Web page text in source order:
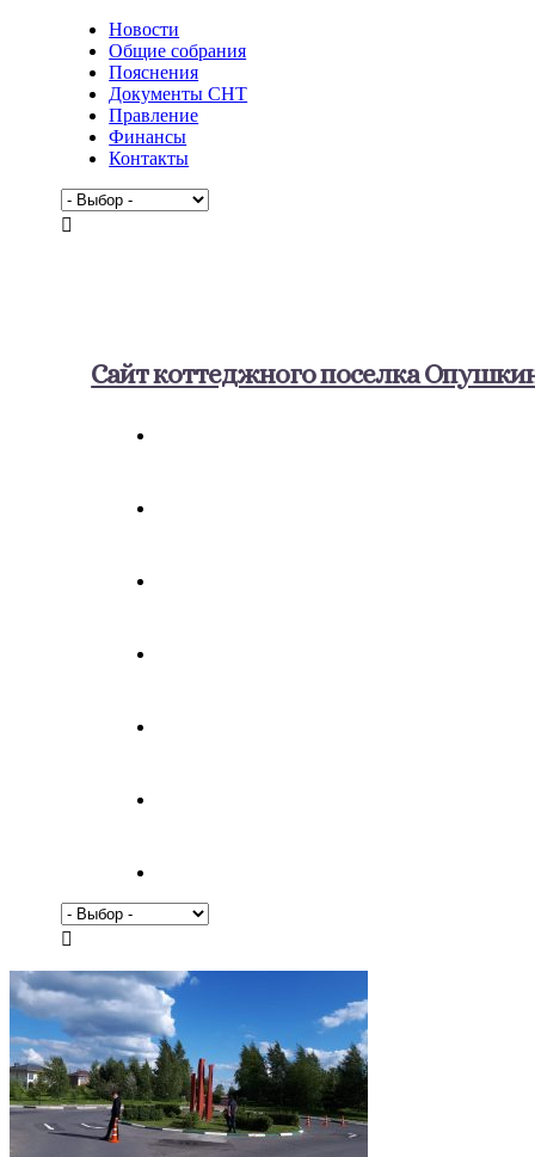
Новости
Общие собрания
Пояснения
Документы СНТ
Правление
Финансы
Контакты
Сайт коттеджного поселка